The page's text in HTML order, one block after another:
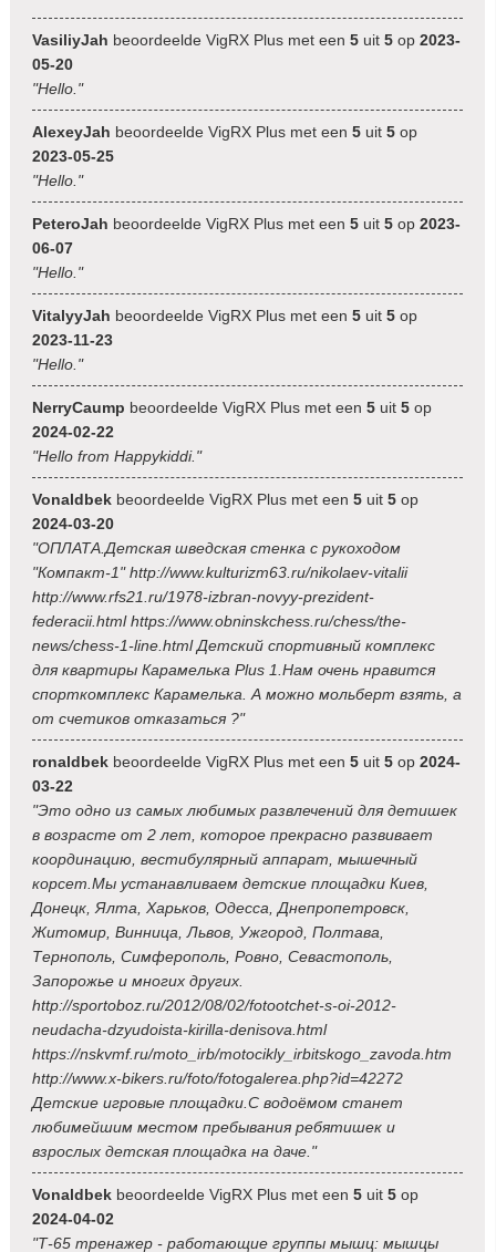
VasiliyJah beoordeelde VigRX Plus met een5 uit5 op2023-
05-20
"Hello."
AlexeyJah beoordeelde VigRX Plus met een5 uit5 op
2023-05-25
"Hello."
PeteroJah beoordeelde VigRX Plus met een5 uit5 op2023-
06-07
"Hello."
VitalyyJah beoordeelde VigRX Plus met een5 uit5 op
2023-11-23
"Hello."
NerryCaump beoordeelde VigRX Plus met een5 uit5 op
2024-02-22
"Hello from Happykiddi."
Vonaldbek beoordeelde VigRX Plus met een5 uit5 op
2024-03-20
"ОПЛАТА.Детская шведская стенка с рукоходом
"Компакт-1" http://www.kulturizm63.ru/nikolaev-vitalii
http://www.rfs21.ru/1978-izbran-novyy-prezident-
federacii.html https://www.obninskchess.ru/chess/the-
news/chess-1-line.html Детский спортивный комплекс
для квартиры Карамелька Plus 1.Нам очень нравится
спорткомплекс Карамелька. А можно мольберт взять, а
от счетиков отказаться ?"
ronaldbek beoordeelde VigRX Plus met een5 uit5 op2024-
03-22
"Это одно из самых любимых развлечений для детишек
в возрасте от 2 лет, которое прекрасно развивает
координацию, вестибулярный аппарат, мышечный
корсет.Мы устанавливаем детские площадки Киев,
Донецк, Ялта, Харьков, Одесса, Днепропетровск,
Житомир, Винница, Львов, Ужгород, Полтава,
Тернополь, Симферополь, Ровно, Севастополь,
Запорожье и многих других.
http://sportoboz.ru/2012/08/02/fotootchet-s-oi-2012-
neudacha-dzyudoista-kirilla-denisova.html
https://nskvmf.ru/moto_irb/motocikly_irbitskogo_zavoda.htm
http://www.x-bikers.ru/foto/fotogalerea.php?id=42272
Детские игровые площадки.С водоёмом станет
любимейшим местом пребывания ребятишек и
взрослых детская площадка на даче."
Vonaldbek beoordeelde VigRX Plus met een5 uit5 op
2024-04-02
"Т-65 тренажер - работающие группы мышц: мышцы